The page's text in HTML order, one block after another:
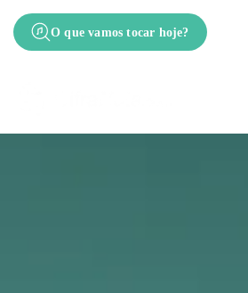
O que vamos tocar hoje?